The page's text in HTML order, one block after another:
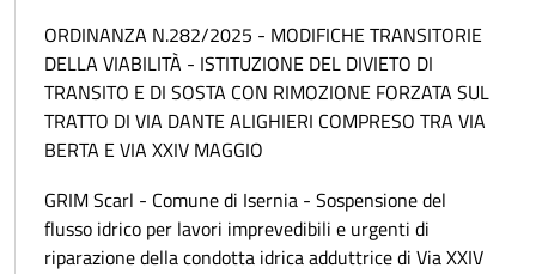
ORDINANZA N.282/2025 - MODIFICHE TRANSITORIE
DELLA VIABILITÀ - ISTITUZIONE DEL DIVIETO DI
TRANSITO E DI SOSTA CON RIMOZIONE FORZATA SUL
TRATTO DI VIA DANTE ALIGHIERI COMPRESO TRA VIA
BERTA E VIA XXIV MAGGIO
GRIM Scarl - Comune di Isernia - Sospensione del
flusso idrico per lavori imprevedibili e urgenti di
riparazione della condotta idrica adduttrice di Via XXIV